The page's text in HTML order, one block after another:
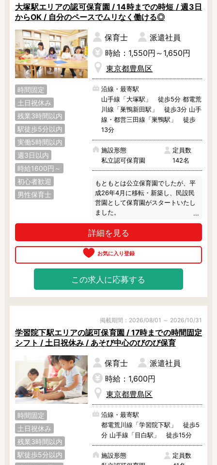
大塚駅エリアの認可保育園 / 14時までの時短 / 週3日
からOK / 自分のペースでムリなく働ける◎
時間固定
土日祝休み
残業3時間以内
駅徒歩5分以内
実働5時間以内
週3日以内
時給1600円～
初心者歓迎
男性保育士
保育士
派遣社員
時給：1,550円～1,650円
東京都豊島区
沿線・最寄駅
山手線「大塚駅」 徒歩5分 都電荒
川線「巣鴨新田駅」 徒歩3分 山手
線・都営三田線「巣鴨駅」 徒歩
13分
施設形態
私立認可保育園
定員数
142名
もともとは公立保育園でしたが、平
成26年4月に移転・新築し、民設民
営園として保育園がスタートいたし
ました。
公立保育園であった頃の名残もあ
り、家庭的でオーソドックスな保育
を実施しています。
23区内にありながらとても広い園庭
のびと過ごせる環境です。
また、当法人の運営園は離職率が非
常に低いことが特徴です。
「うちは大変チームワークが良いで
すよ」とおっしゃっていたのが非常
に印象的でした。
勤務条件などお気軽にご相談くださ
い♪
詳細を見る
この求人に応募する
掲載期間：2026/08/01 ～ 2026/10/31
学習院下駅エリアの認可保育園 / 17時までの時間固定
シフト / 土日祝休み / あそび中心のびのび保育
時間固定
土日祝休み
残業3時間以内
駅徒歩5分以内
保育士
派遣社員
時給：1,600円
東京都豊島区
沿線・最寄駅
都電荒川線「学習院下駅」 徒歩5
分 山手線「目白駅」 徒歩15分
施設形態
定員数
東京23区内で絞り込む
東京23区内 千代田区 中央区
港区 文京区 新宿区
渋谷区 台東区 墨田区
江東区 荒川区 足立区
葛飾区 江戸川区 品川区
目黒区 大田区 世田谷区
中野区 杉並区 練馬区
豊島区 北区 板橋区
その他の地域で絞り込む
昭島市 あきる野市 稲城市
青梅市 清瀬市 国立市